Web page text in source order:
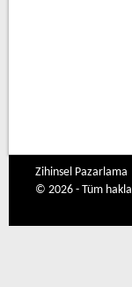
Zihinsel Pazarlama
© 2026 - Tüm